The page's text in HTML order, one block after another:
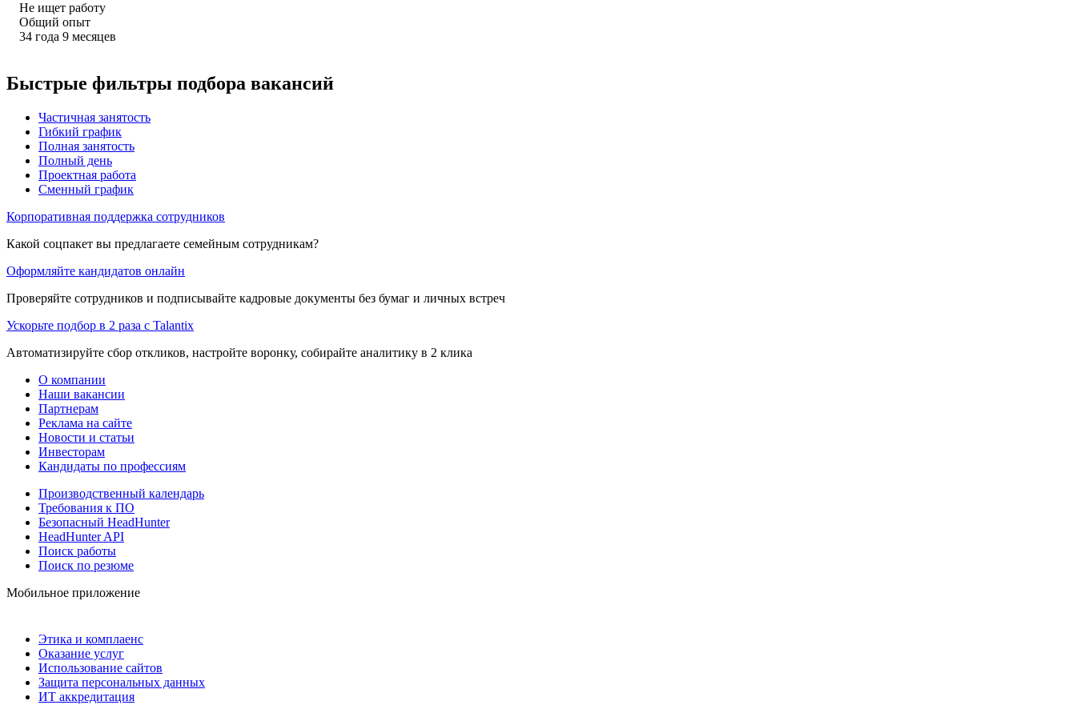
Не ищет работу
Общий опыт
34 года 9 месяцев
Быстрые фильтры подбора вакансий
Частичная занятость
Гибкий график
Полная занятость
Полный день
Проектная работа
Сменный график
Корпоративная поддержка сотрудников
Какой соцпакет вы предлагаете семейным сотрудникам?
Оформляйте кандидатов онлайн
Проверяйте сотрудников и подписывайте кадровые документы без бумаг и личных встреч
Ускорьте подбор в 2 раза с Talantix
Автоматизируйте сбор откликов, настройте воронку, собирайте аналитику в 2 клика
О компании
Наши вакансии
Партнерам
Реклама на сайте
Новости и статьи
Инвесторам
Кандидаты по профессиям
Производственный календарь
Требования к ПО
Безопасный HeadHunter
HeadHunter API
Поиск работы
Поиск по резюме
Мобильное приложение
Этика и комплаенс
Оказание услуг
Использование сайтов
Защита персональных данных
ИТ аккредитация